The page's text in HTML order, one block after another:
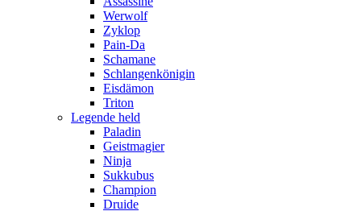
Werwolf
Zyklop
Pain-Da
Schamane
Schlangenkönigin
Eisdämon
Triton
Legende held
Paladin
Geistmagier
Ninja
Sukkubus
Champion
Druide